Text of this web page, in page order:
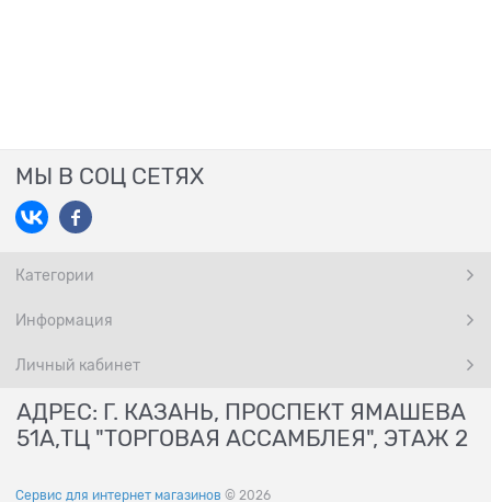
МЫ В СОЦ СЕТЯХ
Категории
Информация
Личный кабинет
АДРЕС: Г. КАЗАНЬ, ПРОСПЕКТ ЯМАШЕВА
51А,ТЦ "ТОРГОВАЯ АССАМБЛЕЯ", ЭТАЖ 2
Сервис для интернет магазинов © 2026